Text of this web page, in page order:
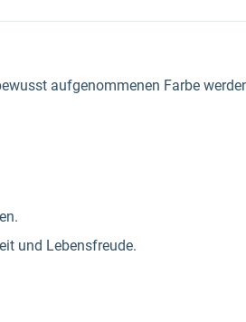
aufgenommenen Farbe
und Lebensfreude.